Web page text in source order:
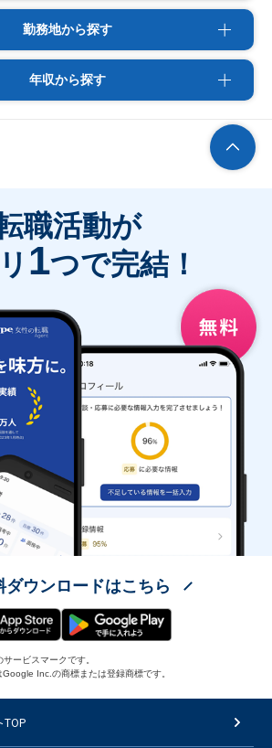
勤務地から探す
年収から探す
職活動が
1つで完結！
ダウンロードはこちら
ービスマークです。
Inc.の商標または登録商標です。
TOP